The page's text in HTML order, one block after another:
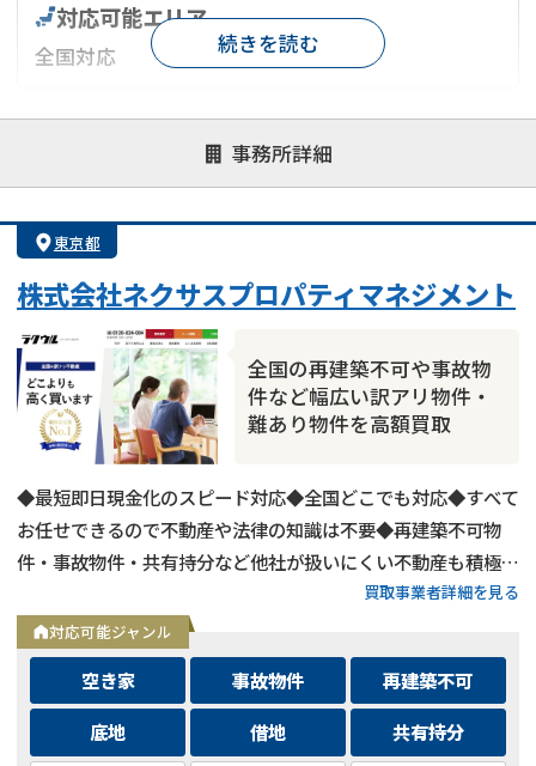
事務所詳細
対応可能エリア
全国対応
対応が親身 オンライン面談可能
レスポンスが早い
1億円以上の買取可
続きを読む
東京都
株式会社ネクサスプロパティマネジメント
全国の再建築不可や事故物
件など幅広い訳アリ物件・
難あり物件を高額買取
◆最短即日現金化のスピード対応◆全国どこでも対応◆すべて
お任せできるので不動産や法律の知識は不要◆再建築不可物
件・事故物件・共有持分など他社が扱いにくい不動産も積極買
取◆残置物・ゴミ屋敷・シロアリ被害がある物件もそのままで
買取
買取事業者詳細を見る
対応可能ジャンル
空き家 事故物件
再建築不可
底地
借地
共有持分